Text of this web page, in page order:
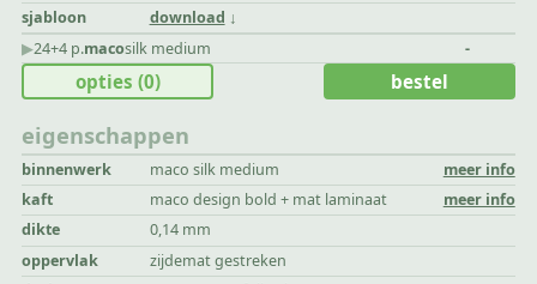
sjabloon
download
▶︎24+4 p.macosilk medium -
eigenschappen
binnenwerk maco silk medium
meer info
kaft
maco design bold + mat laminaat
meer info
dikte
0,14 mm
oppervlak
zijdemat gestreken
opties (0) bestel